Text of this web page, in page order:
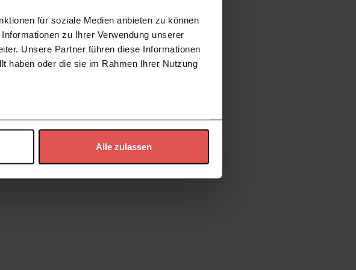
für soziale Medien anbieten zu können
zu Ihrer Verwendung unserer
Unsere Partner führen diese Informationen
haben oder die sie im Rahmen Ihrer Nutzung
Alle zulassen